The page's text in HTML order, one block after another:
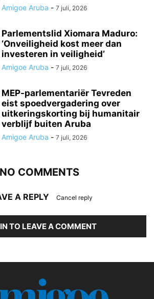
Amigoe Aruba - 7 juli, 2026
Parlementslid Xiomara Maduro:
‘Onveiligheid kost meer dan
investeren in veiligheid’
Amigoe Aruba - 7 juli, 2026
MEP-parlementariër Tevreden
eist spoedvergadering over
uitkeringskorting bij humanitair
verblijf buiten Aruba
Amigoe Aruba - 7 juli, 2026
NO COMMENTS
A REPLY Cancel reply
TO LEAVE A COMMENT